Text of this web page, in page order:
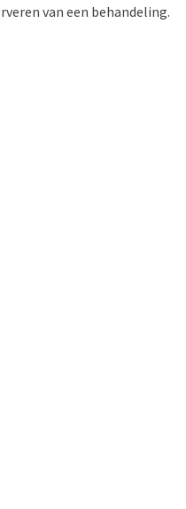
van een behandeling.